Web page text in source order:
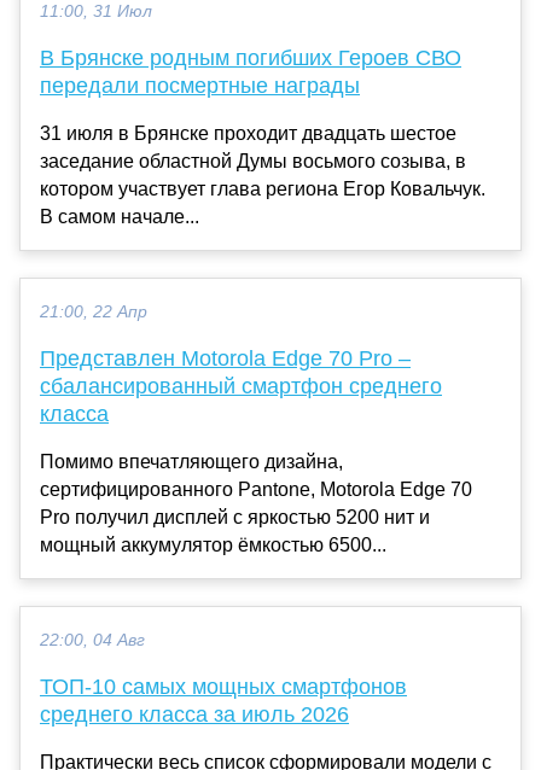
11:00, 31 Июл
В Брянске родным погибших Героев СВО
передали посмертные награды
31 июля в Брянске проходит двадцать шестое
заседание областной Думы восьмого созыва, в
котором участвует глава региона Егор Ковальчук.
В самом начале...
21:00, 22 Апр
Представлен Motorola Edge 70 Pro –
сбалансированный смартфон среднего
класса
Помимо впечатляющего дизайна,
сертифицированного Pantone, Motorola Edge 70
Pro получил дисплей с яркостью 5200 нит и
мощный аккумулятор ёмкостью 6500...
22:00, 04 Авг
ТОП-10 самых мощных смартфонов
среднего класса за июль 2026
Практически весь список сформировали модели с